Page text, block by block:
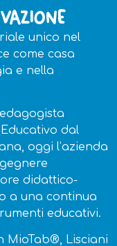
unico nel
come casa
e nella
dal
oggi l’azienda
didattico-
a una continua
educativi.
MioTab®, Lisciani